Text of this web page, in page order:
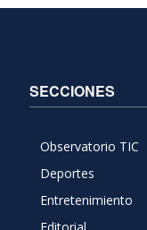
SECCIONES
Observatorio TIC
Deportes
Entretenimiento
Editorial